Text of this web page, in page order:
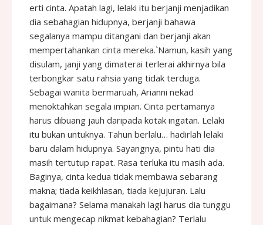
erti cinta. Apatah lagi, lelaki itu berjanji menjadikan
dia sebahagian hidupnya, berjanji bahawa
segalanya mampu ditangani dan berjanji akan
mempertahankan cinta mereka.`Namun, kasih yang
disulam, janji yang dimaterai terlerai akhirnya bila
terbongkar satu rahsia yang tidak terduga.
Sebagai wanita bermaruah, Arianni nekad
menoktahkan segala impian. Cinta pertamanya
harus dibuang jauh daripada kotak ingatan. Lelaki
itu bukan untuknya. Tahun berlalu… hadirlah lelaki
baru dalam hidupnya. Sayangnya, pintu hati dia
masih tertutup rapat. Rasa terluka itu masih ada.
Baginya, cinta kedua tidak membawa sebarang
makna; tiada keikhlasan, tiada kejujuran. Lalu
bagaimana? Selama manakah lagi harus dia tunggu
untuk mengecap nikmat kebahagian? Terlalu